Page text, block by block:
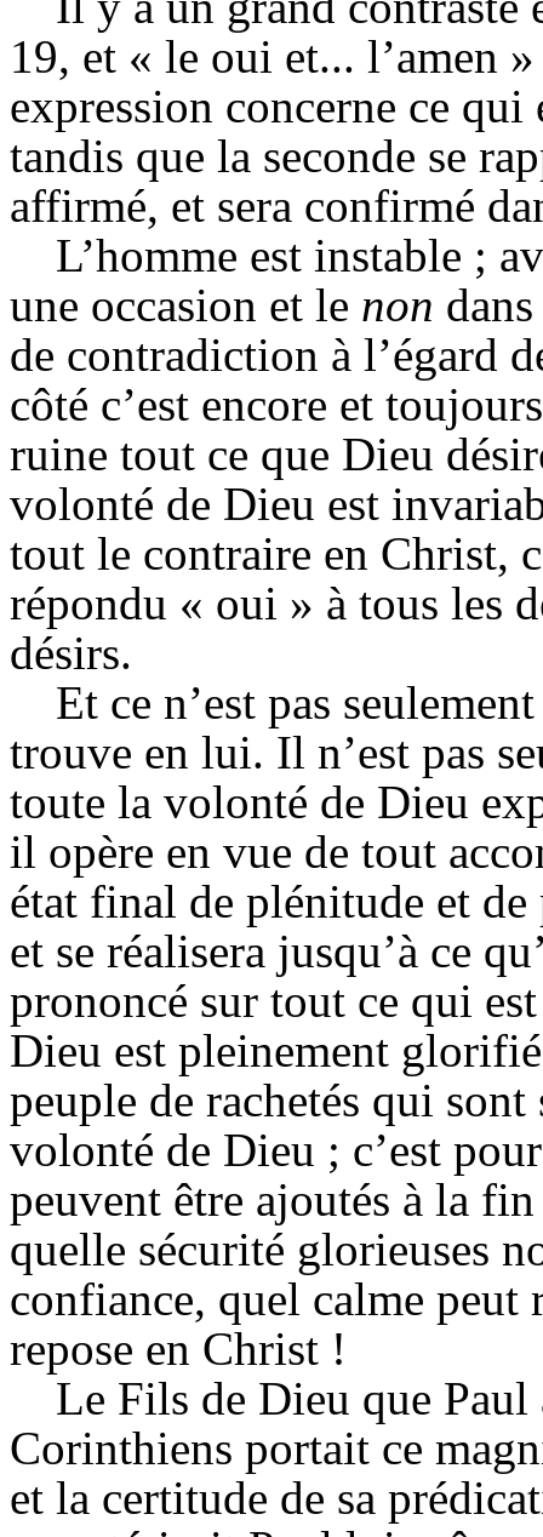
19, et « le oui et... l’amen
expression concerne ce
tandis que la seconde se
affirmé, et sera confirmé
L’homme est instable ;
une occasion et le non
de contradiction à l’égard
côté c’est encore et
ruine tout ce que Dieu
volonté de Dieu est
tout le contraire en Christ,
répondu « oui » à tous les
désirs.
Et ce n’est pas
trouve en lui. Il n’est pas
toute la volonté de Dieu
il opère en vue de tout
état final de plénitude et
et se réalisera jusqu’à ce
prononcé sur tout ce qui
Dieu est pleinement
peuple de rachetés qui
volonté de Dieu ; c’est
peuvent être ajoutés à la
quelle sécurité glorieuses
confiance, quel calme
repose en Christ !
Le Fils de Dieu que
Corinthiens portait ce
et la certitude de sa